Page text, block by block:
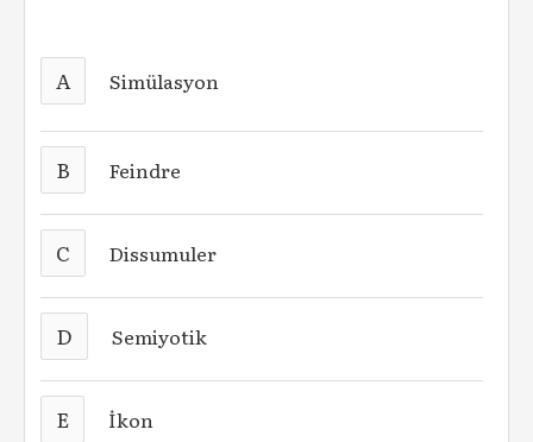
A Simülasyon
B Feindre
C Dissumuler
D Semiyotik
E İkon